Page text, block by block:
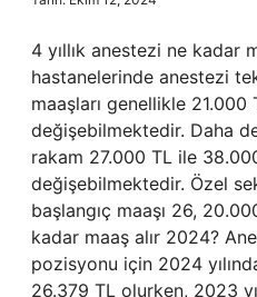
4 yıllık anestezi ne kadar
hastanelerinde anestezi
maaşları genellikle 21.000
değişebilmektedir. Daha
rakam 27.000 TL ile
değişebilmektedir. Özel
başlangıç ​​maaşı 26,
kadar maaş alır 2024?
pozisyonu için 2024
26.379 TL olurken, 2023